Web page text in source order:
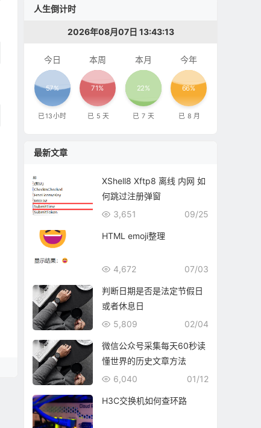
人生倒计时
2026年08月07日 13:43:14
今日
57%
已13 小时
本周
71%
已 5 天
本月
22%
已 7 天
今年
66%
已 8 月
最新文章
XShell8 Xftp8 离线 内网 如
何跳过注册弹窗
09/25
3,651
HTML emoji整理
07/03
4,672
判断日期是否是法定节假日
或者休息日
02/04
5,809
微信公众号采集每天60秒读
懂世界的历史文章方法
01/12
6,040
H3C交换机如何查环路